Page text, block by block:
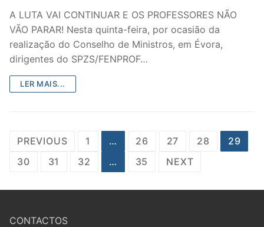
A LUTA VAI CONTINUAR E OS PROFESSORES NÃO
VÃO PARAR! Nesta quinta-feira, por ocasião da
realização do Conselho de Ministros, em Évora,
dirigentes do SPZS/FENPROF…
LER MAIS...
Paginação
dos
PREVIOUS 1 … 26 27 28
29
30
31 32 … 35 NEXT
CONTACTOS